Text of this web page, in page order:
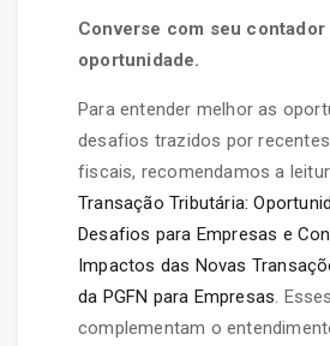
Converse com seu
oportunidade.
Para entender melhor as
desafios trazidos por
fiscais, recomendamos a
Transação Tributária:
Desafios para Empresas e
Impactos das Novas
da PGFN para Empresas.
complementam o